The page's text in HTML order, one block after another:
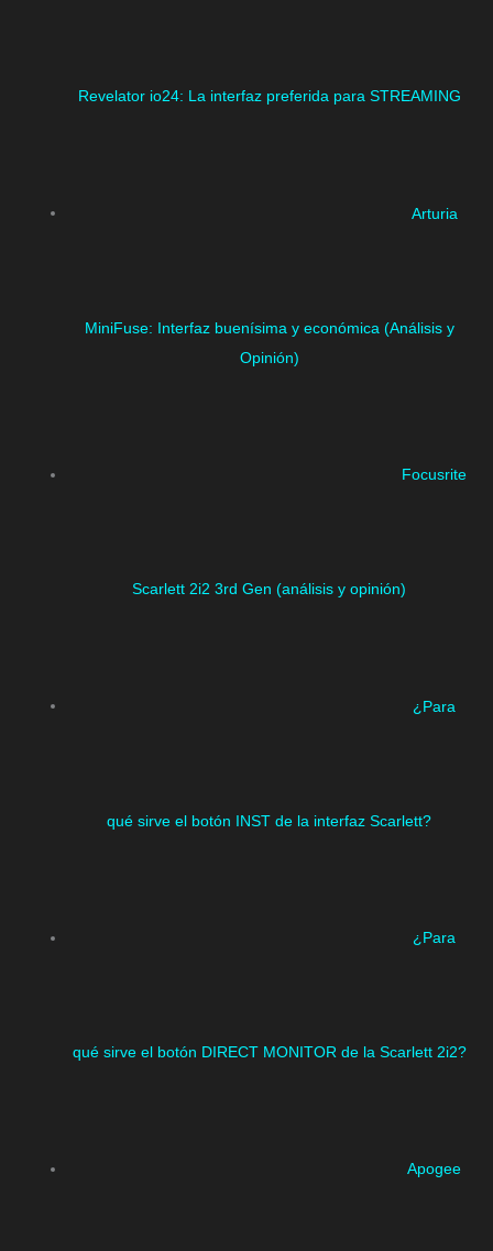
Revelator io24: La interfaz preferida para STREAMING
Arturia
MiniFuse: Interfaz buenísima y económica (Análisis y
Opinión)
Focusrite
Scarlett 2i2 3rd Gen (análisis y opinión)
¿Para
qué sirve el botón INST de la interfaz Scarlett?
¿Para
qué sirve el botón DIRECT MONITOR de la Scarlett 2i2?
Apogee